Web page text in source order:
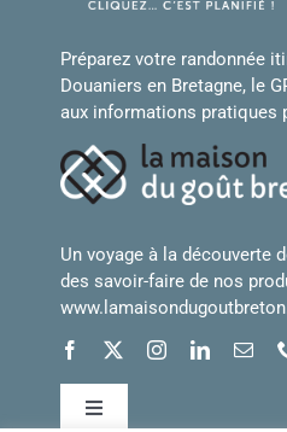
Préparez votre randonnée
Douaniers en Bretagne, le
aux informations pratiques
Un voyage à la découverte
des savoir-faire de nos
Toggle